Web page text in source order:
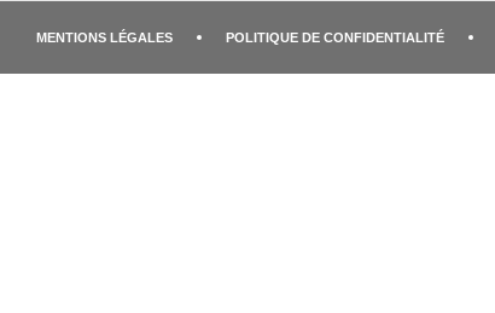
MENTIONS LÉGALES POLITIQUE DE CONFIDENTIALITÉ